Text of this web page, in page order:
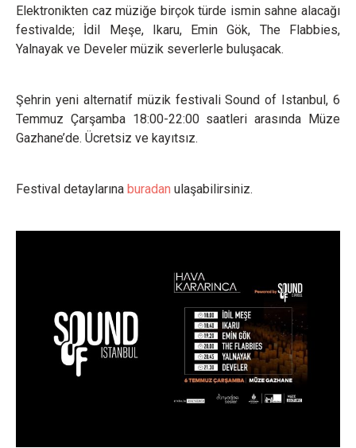
Elektronikten caz müziğe birçok türde ismin sahne alacağı
festivalde; İdil Meşe, Ikaru, Emin Gök, The Flabbies,
Yalnayak ve Develer müzik severlerle buluşacak.
Şehrin yeni alternatif müzik festivali Sound of Istanbul, 6
Temmuz Çarşamba 18:00-22:00 saatleri arasında Müze
Gazhane’de. Ücretsiz ve kayıtsız.
Festival detaylarına buradan ulaşabilirsiniz.